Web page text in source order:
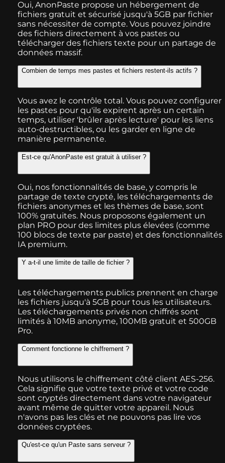
Oui, AnonPaste propose un hébergement de
fichiers gratuit et sécurisé jusqu'à 5GB par fichier
sans nécessiter de compte. Vous pouvez joindre
des fichiers directement à vos pastes ou
télécharger des fichiers texte pour un partage de
données massif.
Combien de temps mes pastes et fichiers restent-ils actifs ?
Vous avez le contrôle total. Vous pouvez configurer
les pastes pour qu'ils expirent après un certain
temps, utiliser 'brûler après lecture' pour les liens
auto-destructibles, ou les garder en ligne de
manière permanente.
Est-ce qu'AnonPaste est gratuit à utiliser ?
Oui, nos fonctionnalités de base, y compris le
partage de texte crypté, les téléchargements de
fichiers anonymes et les thèmes de base, sont
100% gratuites. Nous proposons également un
plan PRO pour des limites plus élevées (comme
100 blocs de texte par paste) et des fonctionnalités
IA premium.
Y a-t-il une limite de taille de fichier ?
Les téléchargements publics prennent en charge
les fichiers jusqu'à 5GB pour tous les utilisateurs.
Les téléchargements privés non chiffrés sont
limités à 10MB anonyme, 100MB gratuit et 500GB
Pro.
Comment fonctionne le chiffrement ?
Nous utilisons le chiffrement côté client AES-256.
Cela signifie que votre texte privé et votre code
sont cryptés directement dans votre navigateur
avant même de quitter votre appareil. Nous
n'avons pas les clés et ne pouvons pas lire vos
données cryptées.
Qu'est-ce qu'un Paste sans serveur ?